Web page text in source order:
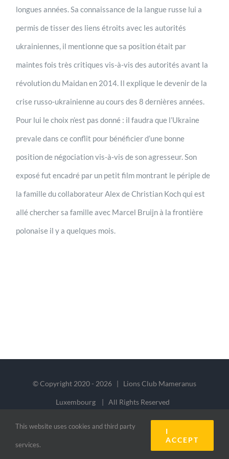
longues années. Sa connaissance de la langue russe lui a
permis de tisser des liens étroits avec les autorités
ukrainiennes, il mentionne que sa position était par
maintes fois très critiques vis-à-vis des autorités avant la
révolution du Maidan en 2014. Il explique le devenir de la
crise russo-ukrainienne au cours des 8 dernières années.
Pour lui le choix n’est pas donné : il faudra que l’Ukraine
prevale dans ce conflit pour bénéficier d’une bonne
position de négociation vis-à-vis de son agresseur. Son
exposé fut encadré par un petit film montrant le périple de
la famille du collaborateur Alex de Christian Koch qui est
allé chercher sa famille avec Marcel Bruijn à la frontière
polonaise il y a quelques mois.
© Copyright 2020 - 2026 | Lions Club Mameranus
Luxembourg | All Rights Reserved
This website uses cookies and third party
services.
I
ACCEPT